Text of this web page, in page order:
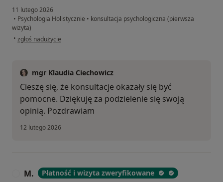
11 lutego 2026
• Psychologia Holistycznie • konsultacja psychologiczna (pierwsza
wizyta)
• w opinii użytkownika K.B.
zgłoś nadużycie
mgr Klaudia Ciechowicz
Cieszę się, że konsultacje okazały się być
pomocne. Dziękuję za podzielenie się swoją
opinią. Pozdrawiam
12 lutego 2026
M. Płatność i wizyta zweryfikowane